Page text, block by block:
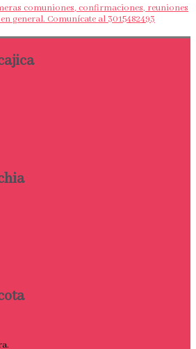
comuniones, confirmaciones, reuniones
general. Comunícate al 3015482493